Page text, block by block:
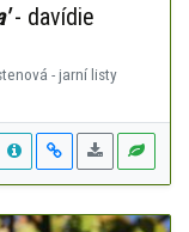
- davídie
- jarní listy